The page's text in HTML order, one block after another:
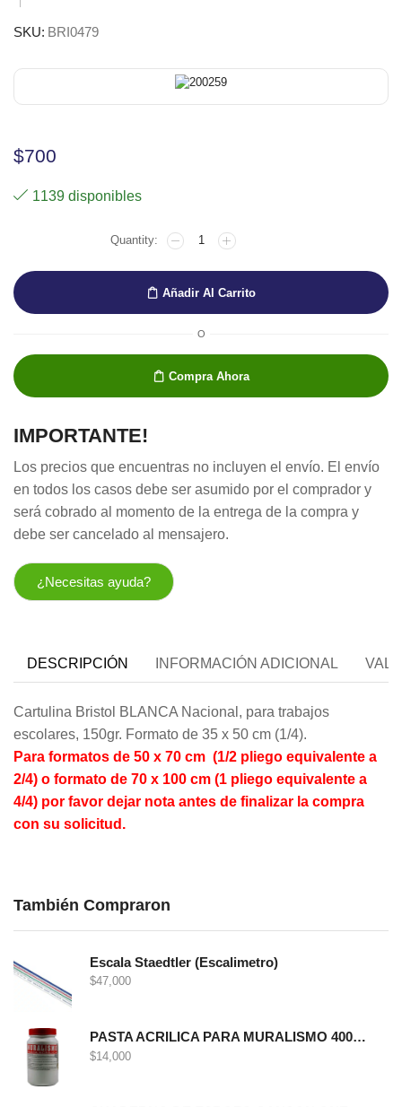
SKU: BRI0479
$700
1139 disponibles
CARTULINA
BRISTOL150G
NACIONAL
cantidad
Añadir Al Carrito
O
Compra Ahora
IMPORTANTE!
Los precios que encuentras no incluyen el envío. El envío
en todos los casos debe ser asumido por el comprador y
será cobrado al momento de la entrega de la compra y
debe ser cancelado al mensajero.
¿Necesitas ayuda?
DESCRIPCIÓN INFORMACIÓN ADICIONAL
Cartulina Bristol BLANCA Nacional, para trabajos
escolares, 150gr. Formato de 35 x 50 cm (1/4).
Para formatos de 50 x 70 cm (1/2 pliego equivalente a
2/4) o formato de 70 x 100 cm (1 pliego equivalente a
4/4) por favor dejar nota antes de finalizar la compra
con su solicitud.
También Compraron
Escala Staedtler (Escalimetro)
$47,000
PASTA ACRILICA PARA MURALISMO 400 GRS
$14,000